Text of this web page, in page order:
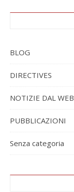
BLOG
DIRECTIVES
NOTIZIE DAL WEB
PUBBLICAZIONI
Senza categoria